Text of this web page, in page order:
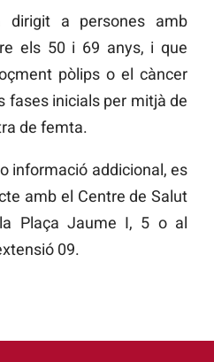
dirigit a persones amb
els 50 i 69 anys, i que
pòlips o el càncer
fases inicials per mitjà de
de femta.
informació addicional, es
amb el Centre de Salut
Plaça Jaume I, 5 o al
09.